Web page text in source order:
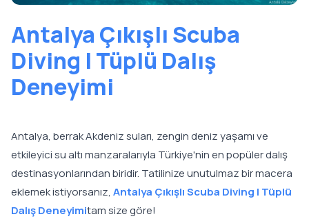
Antalya Çıkışlı Scuba
Diving | Tüplü Dalış
Deneyimi
Antalya, berrak Akdeniz suları, zengin deniz yaşamı ve
etkileyici su altı manzaralarıyla Türkiye'nin en popüler dalış
destinasyonlarından biridir. Tatilinize unutulmaz bir macera
eklemek istiyorsanız, Antalya Çıkışlı Scuba Diving | Tüplü
Dalış Deneyimitam size göre!